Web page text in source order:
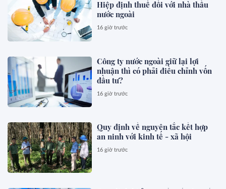
Hiệp định thuế đối với nhà thầu
nước ngoài
16 giờ trước
Công ty nước ngoài giữ lại lợi
nhuận thì có phải điều chỉnh vốn
đầu tư?
16 giờ trước
Quy định về nguyên tắc kết hợp
an ninh với kinh tế - xã hội
16 giờ trước